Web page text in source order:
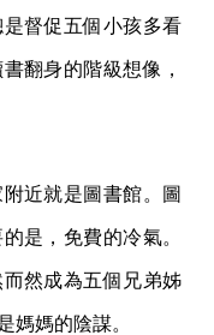
督促五個小孩多看
翻身的階級想像，
近就是圖書館。圖
是，免費的冷氣。
然成為五個兄弟姊
媽媽的陰謀。